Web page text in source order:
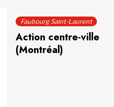
Faubourg Saint-Laurent
Action centre-ville
(Montréal)